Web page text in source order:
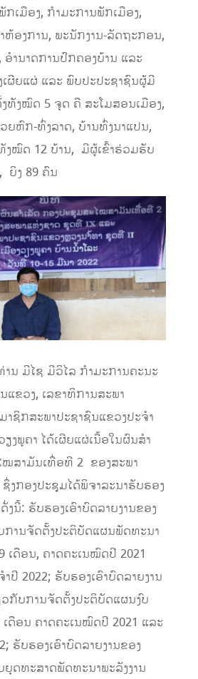
ກເມືອງ, ກຳມະການພັກເມືອງ,
ອງການ, ພະນັກງານ-ລັດຖະກອນ,
ຳນາດການປົກຄອງບ້ານ ແລະ
ເຜີຍແຜ່ ແລະ ພົບປະປະຊາຊົນຜູ້ມີ
ທັງໝົດ 5 ຈຸດ ຄື ສະໂມສອນເມືອງ,
ຍຫົກ-ທົ່ງລາດ, ບ້ານທົ່ງນາແປນ,
ງໝົດ 12 ບ້ານ, ມີຜູ້ເຂົ້າຮ່ວມຮັບ
ຍິງ 89 ຄົນ
ານ ມີໄຊ ມີວິໄລ ກຳມະການຄະນະ
ແຂວງ, ເລຂາທິການສະພາ
າຊິກສະພາປະຊາຊົນແຂວງປະຈຳ
ຽງພູຄາ ໄດ້ເຜີຍແຜ່ເນື້ອໃນຜົນສໍາ
ໝສາມັນເທື່ອທີ 2 ຂອງສະພາ
ງກອງປະຊຸມໄດ້ພິຈາລະນາຮັບຮອງ
ງນີ້: ຮັບຮອງເອົາບົດລາຍງານຂອງ
ານຈັດຕັ້ງປະຕິບັດແຜນພັດທະນາ
ເດືອນ, ຄາດຄະເນໝົດປີ 2021
ປີ 2022; ຮັບຮອງເອົາບົດລາຍງານ
ກັບການຈັດຕັ້ງປະຕິບັດແຜນງົບ
ດືອນ ຄາດຄະເນໝົດປີ 2021 ແລະ
ຮັບຮອງເອົາບົດລາຍງານຂອງ
ດທະສາດພັດທະນາພະລັງງານ